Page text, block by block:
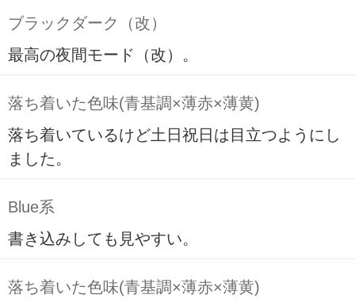
ブラックダーク（改）
最高の夜間モード（改）。
落ち着いた色味(青基調×薄赤×薄黄)
落ち着いているけど土日祝日は目立つようにし
ました。
Blue系
書き込みしても見やすい。
落ち着いた色味(青基調×薄赤×薄黄)